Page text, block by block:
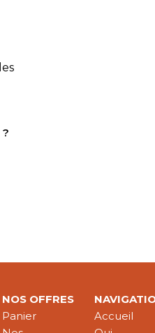
NOS OFFRES
Panier
Accueil